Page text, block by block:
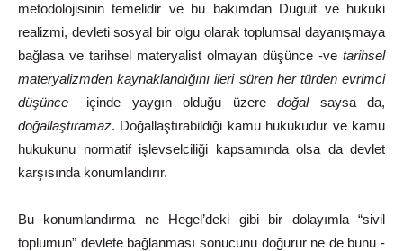
metodolojisinin temelidir ve bu bakımdan Duguit ve hukuki
realizmi, devleti sosyal bir olgu olarak toplumsal dayanışmaya
bağlasa ve tarihsel materyalist olmayan düşünce -ve tarihsel
materyalizmden kaynaklandığını ileri süren her türden evrimci
düşünce– içinde yaygın olduğu üzere doğal saysa
da,
doğallaştıramaz. Doğallaştırabildiği kamu hukukudur ve kamu
hukukunu normatif işlevselciliği kapsamında olsa da devlet
karşısında konumlandırır.
Bu konumlandırma ne Hegel’deki gibi bir dolayımla
“sivil
toplumun” devlete bağlanması sonucunu doğurur ne de bunu -